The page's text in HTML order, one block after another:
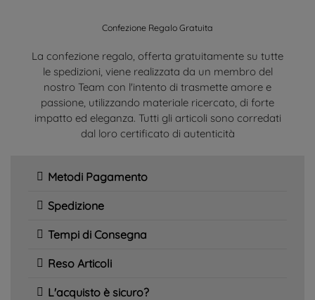
Confezione Regalo Gratuita
La confezione regalo, offerta gratuitamente su tutte
le spedizioni, viene realizzata da un membro del
nostro Team con l'intento di trasmette amore e
passione, utilizzando materiale ricercato, di forte
impatto ed eleganza. Tutti gli articoli sono corredati
dal loro certificato di autenticità
Metodi Pagamento
Spedizione
Tempi di Consegna
Reso Articoli
L'acquisto è sicuro?